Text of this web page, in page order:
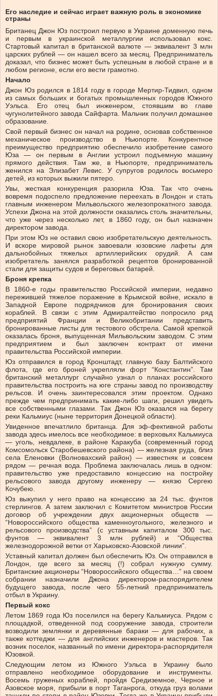
Его наследие и сейчас играет важную роль в экономике
страны
Британец Джон Юз построил первую в Украине доменную печь
и первым в украинской металлургии использовал кокс.
Стартовый капитал в британской валюте — эквивалент 3 млн
царских рублей — он нашел всего за месяц. Предприниматель
доказал, что бизнес может быть успешным в любой стране и в
любом регионе, если его вести грамотно.
Начало
Джон Юз родился в 1814 году в городе Мертир-Тидвил, одном
из самых больших и богатых промышленных городов Южного
Уэльса. Его отец был инженером, стоявшим во главе
чугунолитейного завода Сайфарта. Мальчик получил домашнее
образование.
Свой первый бизнес он начал на родине, основав собственное
механическое производство в Ньюпорте. Конкурентное
преимущество предприятию обеспечило изобретение самого
Юза — он первым в Англии устроил подъемную машину
прямого действия. Там же, в Ньюпорте, предприниматель
женился на Элизабет Левис. У супругов родилось восьмеро
детей, из которых выжили пятеро.
Увы, жесткая конкуренция разорила Юза. Так что очень
вовремя подоспело предложение переехать в Лондон и стать
главным инженером Мильвольского железопрокатного завода.
Успехи Джона на этой должности оказались столь значительны,
что уже через несколько лет, в 1860 году, он был назначен
директором завода.
При этом Юз не оставил свою изобретательскую деятельность.
И вскоре мировой рынок завоевали юзовские лафеты для
дальнобойных тяжелых артиллерийских орудий. А сам
изобретатель занялся разработкой рецептов бронированной
стали для защиты судов и береговых батарей.
Броня крепка
В 1860‑е годы правительство Российской империи, недавно
пережившей тяжелое поражение в Крымской войне, искало в
Западной Европе подрядчиков для бронирования своих
кораблей. В связи с этим Адмиралтейство попросило ряд
предприятий Франции и Великобритании представить
бронированные листы для тестового обстрела. Самой крепкой
оказалась броня, выпущенная Мильвольским заводом. С этим
предприятием и был заключен контракт от имени
правительства Российской империи.
Юз отправился в город Кронштадт, главную базу Балтийского
флота, где его броней укрепляли форт “Константин”. Там
британский металлург случайно узнал о планах российского
правительства построить на юге страны завод по производству
рельсов. И очень заинтересовался этим проектом. Однако
прежде чем предпринимать какие‑либо шаги, решил увидеть
все собственными глазами. Так Джон Юз оказался на берегу
реки Кальмиус (ныне территория Донецкой области).
Увиденное впечатлило британца. Для эф-фективной работы
завода здесь имелось все необходимое: в верховьях Кальмиуса
— уголь, невдалеке, в районе Каракуба (современный город
Комсомольск Старобешевского района) — железная руда, близ
села Еленовки (Волновахский район) — известняк и совсем
рядом — речная вода. Проблема заключалась лишь в одном:
правительство уже предоставило концессию на постройку
рельсового завода другому инженеру — князю Сергею
Кочубею.
Юз выкупил у него право на концессию за 24 тыс. фунтов
стерлингов. А затем заключил с Комитетом министров России
договор об учреждении двух акционерных обществ —
“Новороссийского общества каменноугольного, железного и
рельсового производства” (с уставным капиталом 300 тыс.
фунтов — эквивалент 3 млн рублей) и “Общества
железнодорожной ветки от Харьковско-Азовской линии”.
Уставный капитал должен был обеспечить Юз. Он отправился в
Лондон, где всего за месяц (!) собрал нужную сумму.
Британские акционеры “Новороссийского общества…” на своем
собрании назначили Джона директором-распорядителем
будущего завода, после чего 55‑летний предприниматель
отбыл в Украину.
Первый кокс
Летом 1869 года Юз поселился на берегу Кальмиуса. Рядом с
площадкой, отведенной под сооружение завода, строители
возводили землянки и деревянные бараки — для рабочих, а
также коттеджи — для английских инженеров и мастеров. Так
возник поселок, названный по имени директора-распорядителя
Юзовкой.
Следующим летом из Южного Уэльса в Украину было
отправлено необходимое оборудование и инструменты.
Восемь груженых кораблей, пройдя Средиземное, Черное и
Азовское моря, прибыли в порт Таганрога, откуда груз волами